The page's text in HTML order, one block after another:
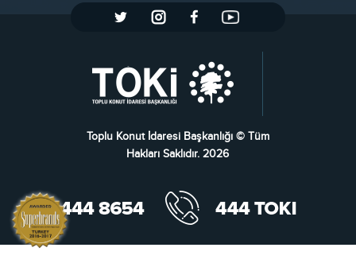
Toplu Konut İdaresi Başkanlığı © Tüm
Hakları Saklıdır. 2026